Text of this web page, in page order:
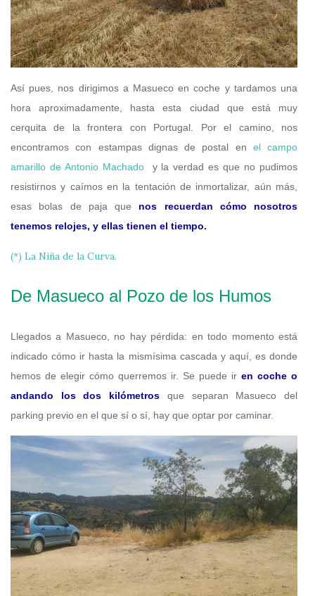
Así pues, nos dirigimos a Masueco en coche y tardamos una
hora aproximadamente, hasta esta ciudad que está muy
cerquita de la frontera con Portugal. Por el camino, nos
encontramos con estampas dignas de postal en el campo
amarillo de Antonio Machado
y la verdad es que no pudimos
resistirnos y caímos en la tentación de inmortalizar, aún más,
esas bolas de paja que nos recuerdan cómo nosotros
tenemos relojes, y ellas tienen el tiempo.
(*) La Niña de la Curva.
De Masueco al Pozo de los Humos
Llegados a Masueco, no hay pérdida: en todo momento está
indicado cómo ir hasta la mismísima cascada y aquí, es donde
hemos de elegir cómo querremos ir. Se puede ir en coche o
andando los dos kilómetros que separan Masueco del
parking previo en el que sí o sí, hay que optar por caminar.